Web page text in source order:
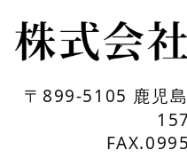
〒899-5105 鹿児